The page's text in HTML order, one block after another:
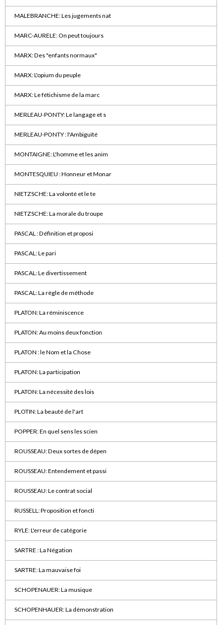
MALEBRANCHE: Les jugements nat
MARC-AURELE: On peut toujours
MARX: Des "enfants normaux"
MARX: L'opium du peuple
MARX: Le fétichisme de la marc
MERLEAU-PONTY: Le langage et s
MERLEAU-PONTY : l'Ambiguïté
MONTAIGNE: L'homme et les anim
MONTESQUIEU : Honneur et Monar
NIETZSCHE: La volonté et le te
NIETZSCHE: La morale du troupe
PASCAL : Définition et proposi
PASCAL: Le pari
PASCAL: Le divertissement
PASCAL: La règle de méthode
PLATON: La réminiscence
PLATON: Au moins deux fonction
PLATON : le Nom et la Chose
PLATON: La participation
PLATON: La nécessité des lois
PLOTIN: La beauté de l'art
POPPER: En quel sens les scien
ROUSSEAU: Deux sortes de dépen
ROUSSEAU: Entendement et passi
ROUSSEAU: Le contrat social
RUSSELL: Proposition et foncti
RYLE: L'erreur de catégorie
SARTRE : La Négation
SARTRE: La mauvaise foi
SCHOPENAUER: La musique
SCHOPENHAUER: La démonstration